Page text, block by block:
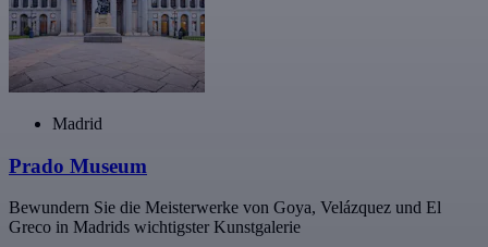
Madrid
Prado Museum
Bewundern Sie die Meisterwerke von Goya, Velázquez und El
Greco in Madrids wichtigster Kunstgalerie